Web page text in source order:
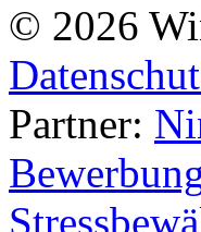
© 2026
Partner: